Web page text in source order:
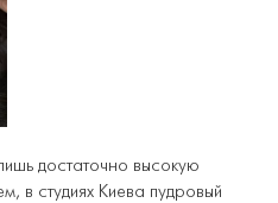
достаточно высокую
в студиях Киева пудровый